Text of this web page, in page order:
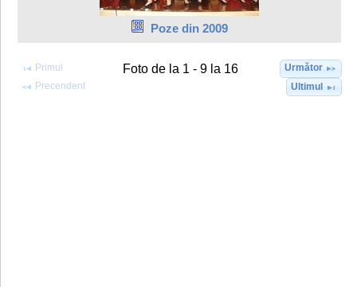
Poze din 2009
Primul
Precendent
Foto de la 1 - 9 la 16
Următor
Ultimul